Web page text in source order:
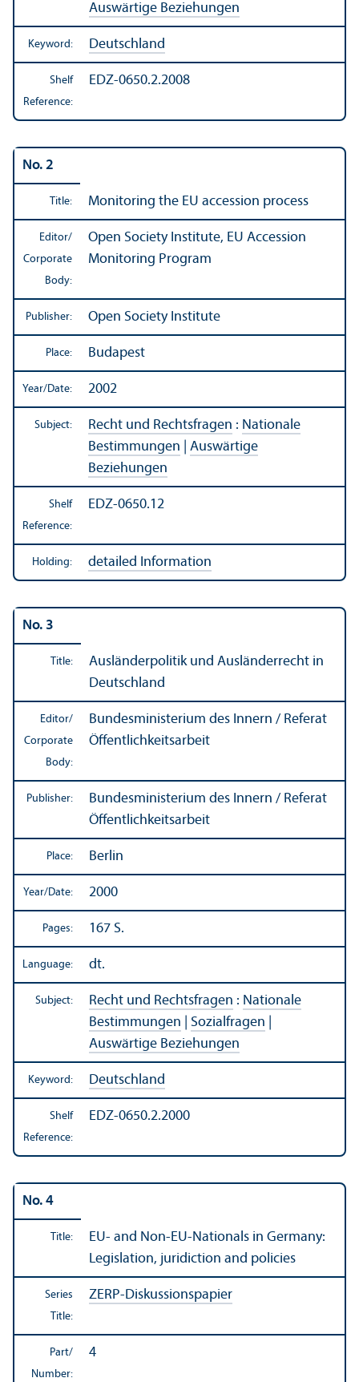
Auswärtige Beziehungen
Keyword: Deutschland
Shelf
Reference:
EDZ-0650.2.2008
No. 2
Title: Monitoring the EU accession process
Editor/
Corporate
Body:
Open Society Institute, EU Accession
Monitoring Program
Publisher: Open Society Institute
Place: Budapest
Year/Date: 2002
Subject: Recht und Rechtsfragen : Nationale
Bestimmungen
Auswärtige
Beziehungen
Shelf
Reference:
EDZ-0650.12
Holding: detailed Information
No. 3
Title:
Ausländerpolitik und Ausländerrecht in
Deutschland
Editor/
Corporate
Body:
Bundesministerium des Innern / Referat
Öffentlichkeitsarbeit
Publisher:
Bundesministerium des Innern / Referat
Öffentlichkeitsarbeit
Place: Berlin
Year/Date: 2000
Pages: 167 S.
Language: dt.
Subject: Recht und Rechtsfragen : Nationale
Bestimmungen
Sozialfragen
Auswärtige Beziehungen
Keyword: Deutschland
Shelf
Reference:
EDZ-0650.2.2000
No. 4
Title:
EU- and Non-EU-Nationals in Germany:
Legislation, juridiction and policies
Series
Title:
ZERP-Diskussionspapier
Part/
Number:
4